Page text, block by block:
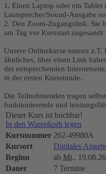
1. Einen Laptop oder ein
Lautsprecher/Sound-Ausgabe
2. Den Zoom-Zugangslink. Sie
am Tag vor Kursstart zugesandt
Unsere Onlinekurse nutzen z.T.
ähnliches, über einen Link
der entsprechenden
in der ersten Kursstunde.
Die Teilnehmenden tragen
funktionierende und
Dieser Kurs ist buchbar!
In den Warenkorb legen
Kursnummer 262-49980A
Kursort
Digitales
Beginn
ab Mi.,
Dauer
7 Termine